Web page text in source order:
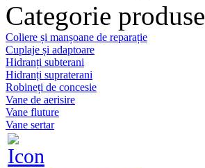
Categorie produse
Coliere și manșoane de reparație
Cuplaje și adaptoare
Hidranți subterani
Hidranți supraterani
Robineți de concesie
Vane de aerisire
Vane fluture
Vane sertar